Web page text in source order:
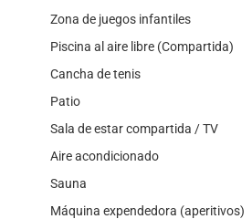
Zona de juegos infantiles
Piscina al aire libre (Compartida)
Cancha de tenis
Patio
Sala de estar compartida / TV
Aire acondicionado
Sauna
Máquina expendedora (aperitivos)